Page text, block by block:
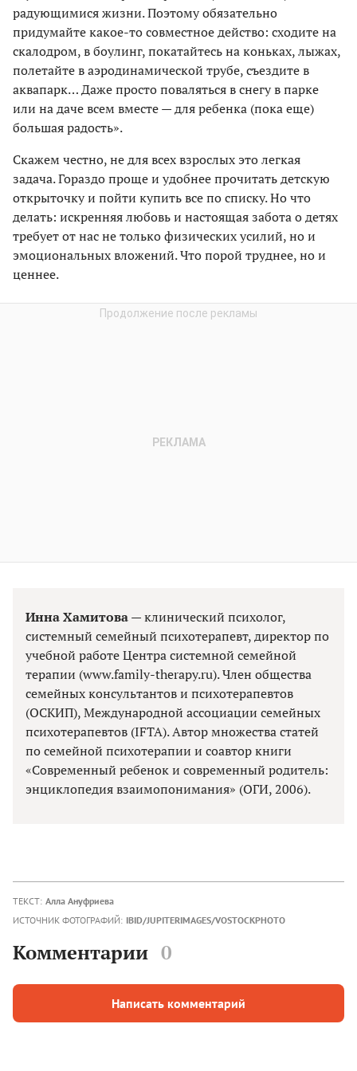
радующимися жизни. Поэтому обязательно
придумайте какое-то совместное действо: сходите на
скалодром, в боулинг, покатайтесь на коньках, лыжах,
полетайте в аэродинамической трубе, съездите в
аквапарк… Даже просто поваляться в снегу в парке
или на даче всем вместе — для ребенка (пока еще)
большая радость».
Скажем честно, не для всех взрослых это легкая
задача. Гораздо проще и удобнее прочитать детскую
открыточку и пойти купить все по списку. Но что
делать: искренняя любовь и настоящая забота о детях
требует от нас не только физических усилий, но и
эмоциональных вложений. Что порой труднее, но и
ценнее.
Инна Хамитова— клинический психолог,
системный семейный психотерапевт, директор по
учебной работе Центра системной семейной
терапии (www.family-therapy.ru). Член общества
семейных консультантов и психотерапевтов
(ОСКИП), Международной ассоциации семейных
психотерапевтов (IFTA). Автор множества статей
по семейной психотерапии и соавтор книги
«Современный ребенок и современный родитель:
энциклопедия взаимопонимания» (ОГИ, 2006).
ТЕКСТ: Алла Ануфриева
ИСТОЧНИК ФОТОГРАФИЙ: IBID/JUPITERIMAGES/VOSTOCKPHOTO
Комментарии 0
Написать комментарий